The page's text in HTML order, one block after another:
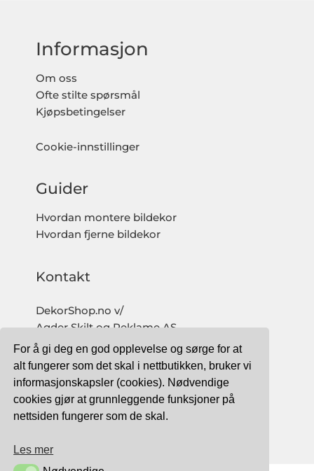
For å gi deg en god opplevelse og sørge for at
alt fungerer som det skal i nettbutikken, bruker vi
informasjonskapsler (cookies). Nødvendige
cookies gjør at grunnleggende funksjoner på
nettsiden fungerer som de skal.
Les mer
Informasjon
Om oss
Ofte stilte spørsmål
Kjøpsbetingelser
Cookie-innstillinger
Guider
Hvordan montere bildekor
Hvordan fjerne bildekor
Kontakt
DekorShop.no v/
Agder Skilt og Reklame AS
Org. nr: 997 633 016 MVA
salg@dekorshop.no
Tlf: 959 32 123
09.00 - 16.00